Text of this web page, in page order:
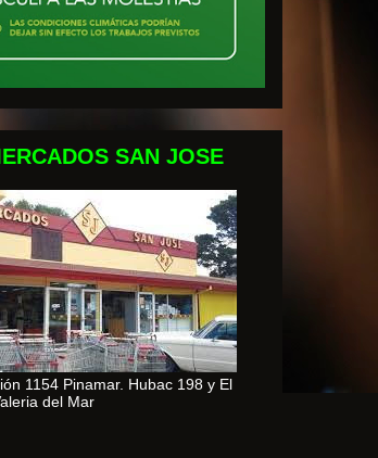
SAN JOSE
1154 Pinamar. Hubac 198 y El
del Mar